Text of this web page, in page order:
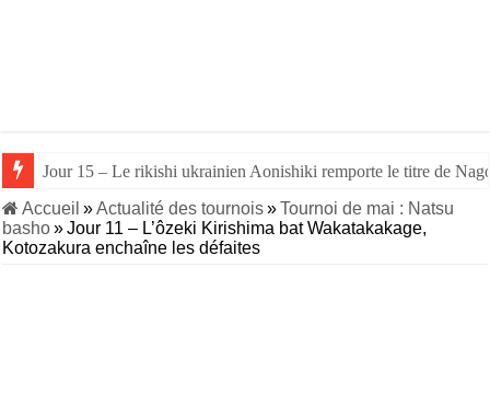
Jour 15 – Le rikishi ukrainien Aonishiki remporte le titre de
Jour 14 – Aonishiki triomphe de Takerufuji et se rapproche du
Accueil »Actualité des tournois»Tournoi de mai : Natsu
basho»Jour 11 – L’ôzeki Kirishima bat Wakatakakage,
Kotozakura enchaîne les défaites